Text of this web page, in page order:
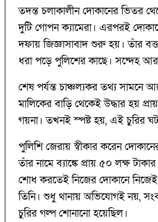
তদন্ত চলাকালীন দোকানের ভিতর
দুটি গোপন ক্যামেরা। এরপরই
দফায় জিজ্ঞাসাবাদ শুরু হয়। তাঁর
ধরা পড়ে পুলিশের কাছে। সন্দেহ
শেষ পর্যন্ত চাঞ্চল্যকর তথ্য সামনে
মালিকের বাড়ি থেকেই উদ্ধার হয়
গয়না। তখনই স্পষ্ট হয়, এই চুরির
পুলিশি জেরায় স্বীকার করেন
তাঁর নামে ব্যাঙ্কে প্রায় ৫০ লক্ষ
শোধ করতেই নিজের দোকানে নিজেই
তিনি। শুধু থানায় অভিযোগই নয়,
চুরির গল্প শোনানো হয়েছিল।